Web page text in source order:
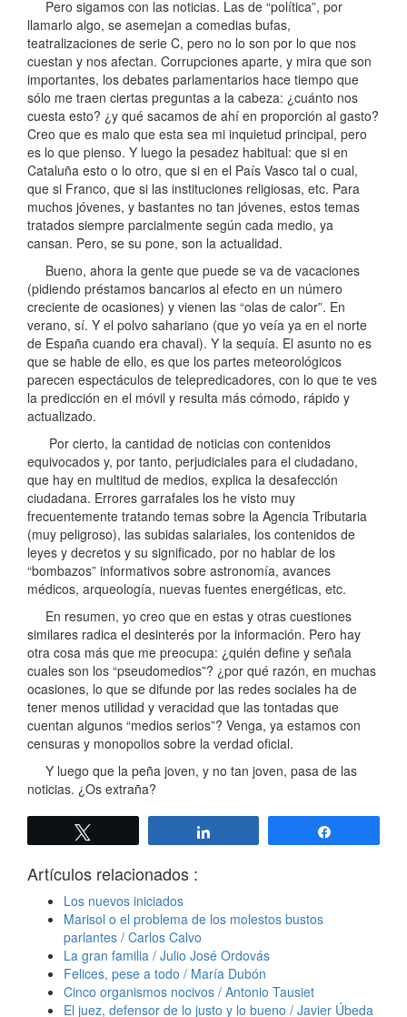
Pero sigamos con las noticias. Las de “política”, por
llamarlo algo, se asemejan a comedias bufas,
teatralizaciones de serie C, pero no lo son por lo que nos
cuestan y nos afectan. Corrupciones aparte, y mira que son
importantes, los debates parlamentarios hace tiempo que
sólo me traen ciertas preguntas a la cabeza: ¿cuánto nos
cuesta esto? ¿y qué sacamos de ahí en proporción al gasto?
Creo que es malo que esta sea mi inquietud principal, pero
es lo que pienso. Y luego la pesadez habitual: que si en
Cataluña esto o lo otro, que si en el País Vasco tal o cual,
que si Franco, que si las instituciones religiosas, etc. Para
muchos jóvenes, y bastantes no tan jóvenes, estos temas
tratados siempre parcialmente según cada medio, ya
cansan. Pero, se su pone, son la actualidad.
Bueno, ahora la gente que puede se va de vacaciones
(pidiendo préstamos bancarios al efecto en un número
creciente de ocasiones) y vienen las “olas de calor”. En
verano, sí. Y el polvo sahariano (que yo veía ya en el norte
de España cuando era chaval). Y la sequía. El asunto no es
que se hable de ello, es que los partes meteorológicos
parecen espectáculos de telepredicadores, con lo que te ves
la predicción en el móvil y resulta más cómodo, rápido y
actualizado.
Por cierto, la cantidad de noticias con contenidos
equivocados y, por tanto, perjudiciales para el ciudadano,
que hay en multitud de medios, explica la desafección
ciudadana. Errores garrafales los he visto muy
frecuentemente tratando temas sobre la Agencia Tributaria
(muy peligroso), las subidas salariales, los contenidos de
leyes y decretos y su significado, por no hablar de los
“bombazos” informativos sobre astronomía, avances
médicos, arqueología, nuevas fuentes energéticas, etc.
En resumen, yo creo que en estas y otras cuestiones
similares radica el desinterés por la información. Pero hay
otra cosa más que me preocupa: ¿quién define y señala
cuales son los “pseudomedios”? ¿por qué razón, en muchas
ocasiones, lo que se difunde por las redes sociales ha de
tener menos utilidad y veracidad que las tontadas que
cuentan algunos “medios serios”? Venga, ya estamos con
censuras y monopolios sobre la verdad oficial.
Y luego que la peña joven, y no tan joven, pasa de las
noticias. ¿Os extraña?
Artículos relacionados :
Los nuevos iniciados
Marisol o el problema de los molestos bustos
parlantes / Carlos Calvo
La gran familia / Julio José Ordovás
Felices, pese a todo / María Dubón
Cinco organismos nocivos / Antonio Tausiet
El juez, defensor de lo justo y lo bueno / Javier Úbeda